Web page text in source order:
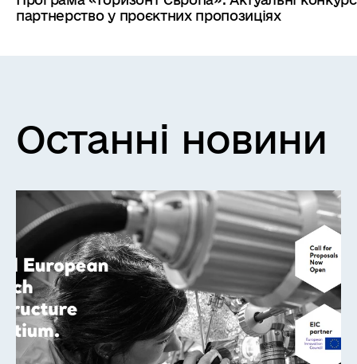
партнерство у проєктних пропозиціях
Останні новини